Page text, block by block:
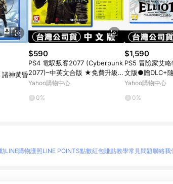
神黃昏
$590
PS4 電馭叛客2077 (Cyberpunk
2077)–中英文合版 ★免費升級P
S5版
Yahoo購物中心
0%
$1,590
PS5 冒險家艾
文版●贈DLC+
Yahoo購物中心
0%
LINE購物護照LINE POINTS點數紅包賺點教學常見問題聯絡我